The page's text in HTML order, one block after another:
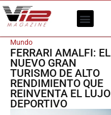
Mundo
FERRARI AMALFI: EL
NUEVO GRAN
TURISMO DE ALTO
RENDIMIENTO QUE
REINVENTA EL LUJO
DEPORTIVO